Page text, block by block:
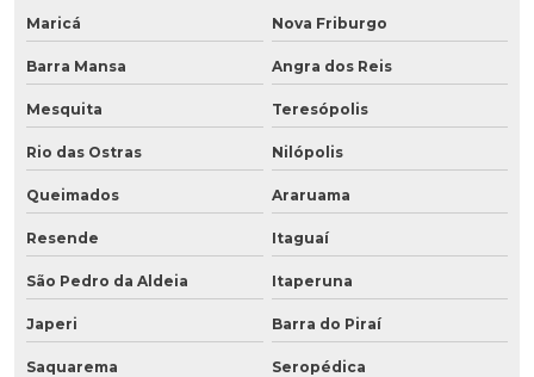
Maricá Nova Friburgo
Barra Mansa Angra dos Reis
Mesquita Teresópolis
Rio das Ostras Nilópolis
Queimados Araruama
Resende Itaguaí
São Pedro da Aldeia Itaperuna
Japeri Barra do Piraí
Saquarema Seropédica